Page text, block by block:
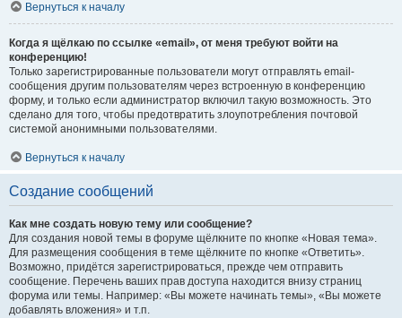
Вернуться к началу
Когда я щёлкаю по ссылке «email», от меня требуют войти на
конференцию!
Только зарегистрированные пользователи могут отправлять email-
сообщения другим пользователям через встроенную в конференцию
форму, и только если администратор включил такую возможность. Это
сделано для того, чтобы предотвратить злоупотребления почтовой
системой анонимными пользователями.
Вернуться к началу
Создание сообщений
Как мне создать новую тему или сообщение?
Для создания новой темы в форуме щёлкните по кнопке «Новая тема».
Для размещения сообщения в теме щёлкните по кнопке «Ответить».
Возможно, придётся зарегистрироваться, прежде чем отправить
сообщение. Перечень ваших прав доступа находится внизу страниц
форума или темы. Например: «Вы можете начинать темы», «Вы можете
добавлять вложения» и т.п.